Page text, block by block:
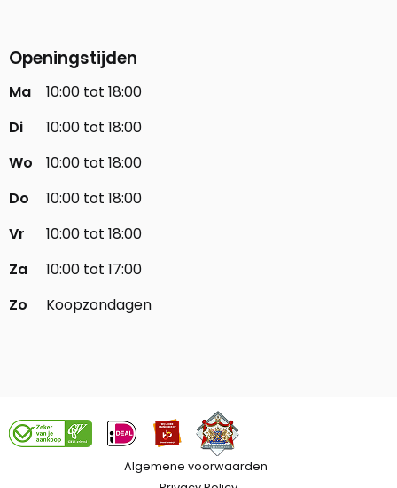
Openingstijden
Ma
10:00 tot 18:00
Di
10:00 tot 18:00
Wo
10:00 tot 18:00
Do
10:00 tot 18:00
Vr
10:00 tot 18:00
Za
10:00 tot 17:00
Zo
Koopzondagen
Algemene voorwaarden